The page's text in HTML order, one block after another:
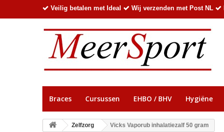
Veilig betalen met Ideal Wij verzenden met Post NL
Braces Cursussen EHBO / BHV Hygiëne
Zelfzorg Vicks Vaporub inhalatiezalf 50 gram